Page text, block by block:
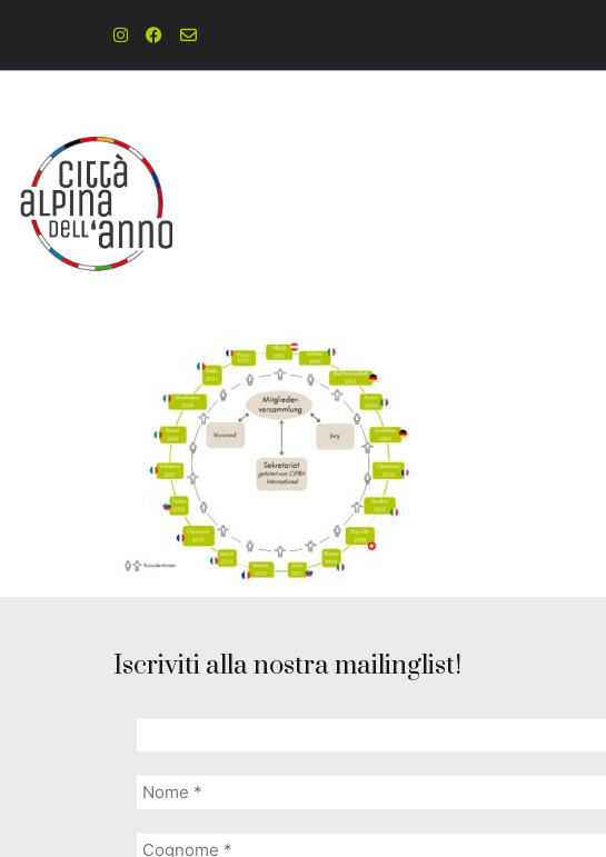
Iscriviti alla nostra mailinglist!